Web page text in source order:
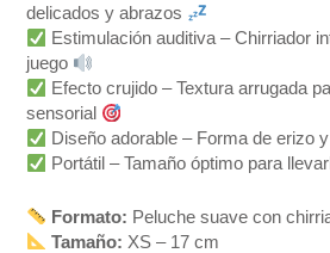
delicados y abrazos
Estimulación auditiva – Chirriador
juego
Efecto crujido – Textura arrugada
sensorial
Diseño adorable – Forma de erizo
Portátil – Tamaño óptimo para
Formato: Peluche suave con
Tamaño: XS – 17 cm